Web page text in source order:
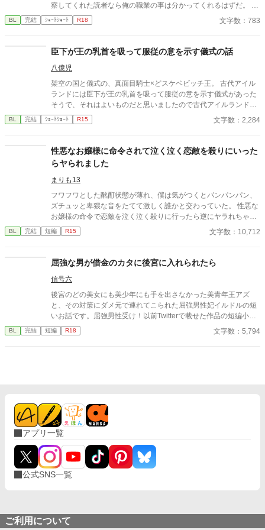
察してくれた読者なら俺の職業の事は分かってくれるはずだ。 ま
ぁ、そんなこんなで世界が平和になったから異世界から現代に戻
ってきたはずなのにだ 俺の身体が変なままなのはどぼじで？？
BL 完結 ｼｮｰﾄｼｮｰﾄ R18 文字数：783
臣下が王の乳首を吸って服従の意を示す儀式の話
八億児
架空の国と儀式の、真面目騎士×どスケベビッチ王。 古代アイル
ランドには臣下が王の乳首を吸って服従の意を示す儀式があった
そうで、それはよいものだと思いましたので古代アイルランドと
は特に関係なく王の乳首を吸ってもらいました。
BL 完結 ｼｮｰﾄｼｮｰﾄ R15 文字数：2,284
性悪なお嬢様に命令されて泣く泣く恋敵を殺りにいった
らヤられました
まりも13
フワフワとした酩酊状態が薄れ、僕は気がつくとパンパンパン、
ズチュッと卑猥な音をたてて激しく誰かと交わっていた。 性悪な
お嬢様の命令で恋敵を泣く泣く殺りに行ったら逆にヤラれちゃっ
た、ちょっとアホな子の話です。 （ムーンライトノベルにも掲載
しています）
BL 完結 短編 R15 文字数：10,712
屈強な男が借金のカタに後宮に入れられたら
信号六
後宮のどの美女にも美少年にも手を出さなかった美青年王アズ
と、その対策にダメ元で連れてこられた屈強男性妃イルドルの短
いお話です。屈強男性受け！以前Twitterで載せた作品の短編小説
版です。 （ムーンライトノベルズ、pixivにも載せています）
BL 完結 短編 R18 文字数：5,794
アプリ一覧
公式SNS一覧
ご利用について